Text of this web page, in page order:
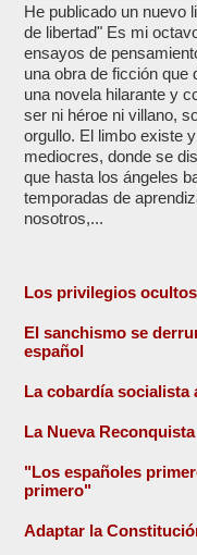
He publicado un nuevo
de libertad" Es mi
ensayos de
una obra de ficción que
una novela hilarante y
ser ni héroe ni villano,
orgullo. El limbo existe
mediocres, donde se
que hasta los ángeles
temporadas de
nosotros,...
Los privilegios
El sanchismo se
español
La cobardía socialista
La Nueva
"Los españoles
primero"
Adaptar la